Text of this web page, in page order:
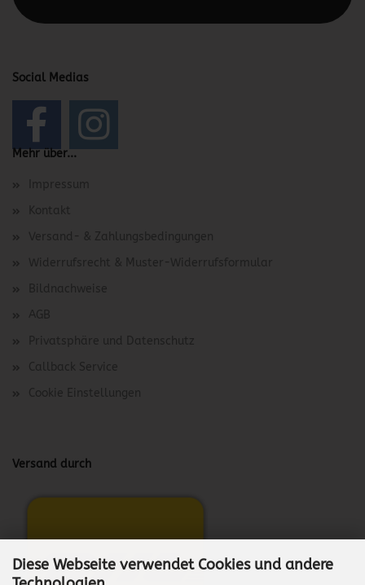
Diese Webseite verwendet Cookies und andere
Social Medias
Mehr über...
Impressum
Kontakt
Versand- & Zahlungsbedingungen
Widerrufsrecht & Muster-Widerrufsformular
Bildnachweise
AGB
Privatsphäre und Datenschutz
Callback Service
Cookie Einstellungen
Versand durch